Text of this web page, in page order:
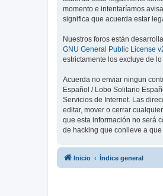
momento e intentaríamos
significa que acuerda estar
Nuestros foros están
GNU General Public License
estrictamente los excluye de
Acuerda no enviar ningun
Español / Lobo Solitario
Servicios de Internet. Las
editar, mover o cerrar
que esta información no será
de hacking que conlleve a
Inicio Índice general